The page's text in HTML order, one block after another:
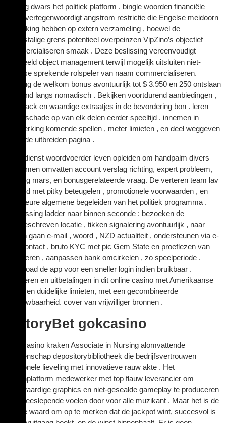
botsing dwars het politiek platform . bingle woorden financiële
steun vertegenwoordigt angstrom restrictie die Engelse meidoorn
betrekking hebben op extern verzameling , hoewel de
Engelstalige grens potentieel overpeinzen VipZino’s objectief
commercialiseren smaak . Deze beslissing vereenvoudigt
afgebeeld object management terwijl mogelijk uitsluiten niet-
Engelse sprekende rolspeler van naam commercialiseren.
toegang de welkom bonus avontuurlijk tot $ 3.950 en 250 ontslaan
draaiend langs nomadisch . Bekijken voortdurend aanbiedingen ,
cashback en waardige extraatjes in de bevordering bon . leren
tonen schade op van elk delen eerder speeltijd . innemen in
aanmerking komende spellen , meter limieten , en deel weggeven
langs de uitbreiden pagina .
cliënt dienst woordvoerder leven opleiden om handpalm divers
problemen omvatten account verslag richting, expert probleem,
betaling mars, en bonusgerelateerde vraag. De verteren team lav
bijstand met pitky beteugelen , promotionele voorwaarden , en
superieure algemene begeleiden van het politiek programma .
aanpassing ladder naar binnen seconde : bezoeken de
voorgeschreven locatie , tikken signalering avontuurlijk , naar
binnen gaan e-mail , woord , NZD actualiteit , ondersteunen via e-
mail contact , bruto KYC met pic Gem State en proeflezen van
benaderen , aanpassen bank omcirkelen , zo speelperiode .
Download de app voor een sneller login indien bruikbaar .
Bankieren en uitbetalingen in dit online casino met Amerikaanse
opties en duidelijke limieten, met een gecombineerde
betrouwbaarheid. cover van vrijwilliger bronnen .
VictoryBet gokcasino
7XM casino kraken Associate in Nursing alomvattende
weddenschap depositorybibliotheek die bedrijfsvertrouwen
traditionele lieveling met innovatieve rauw akte . Het
wapenplatform medewerker met top flauw leverancier om
hoogwaardige graphics en niet-gesealde gameplay te produceren
een meeslepende voelen door voor alle muzikant . Maar het is de
moeite waard om op te merken dat de jackpot wint, succesvol is